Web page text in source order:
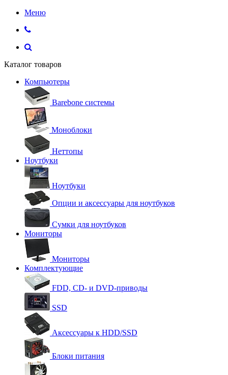
Меню
Каталог товаров
Компьютеры
Barebone системы
Моноблоки
Неттопы
Ноутбуки
Ноутбуки
Опции и аксессуары для ноутбуков
Сумки для ноутбуков
Мониторы
Мониторы
Комплектующие
FDD, CD- и DVD-приводы
SSD
Аксессуары к HDD/SSD
Блоки питания